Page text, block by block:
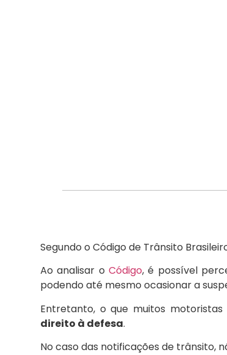
Segundo o Código de Trânsito
Ao analisar o Código, é possível
podendo até mesmo ocasionar a
Entretanto, o que muitos
direito à defesa.
No caso das notificações de trânsito,